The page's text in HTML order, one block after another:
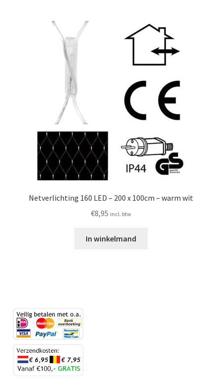
Netverlichting 160 LED – 200 x 100cm – warm wit
€8,95 incl. btw
In winkelmand